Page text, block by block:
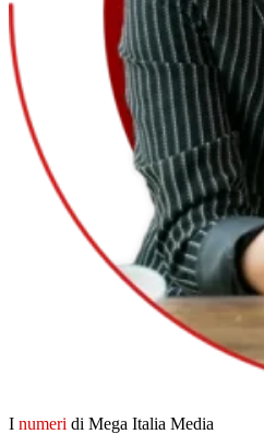
I numeri di Mega Italia Media